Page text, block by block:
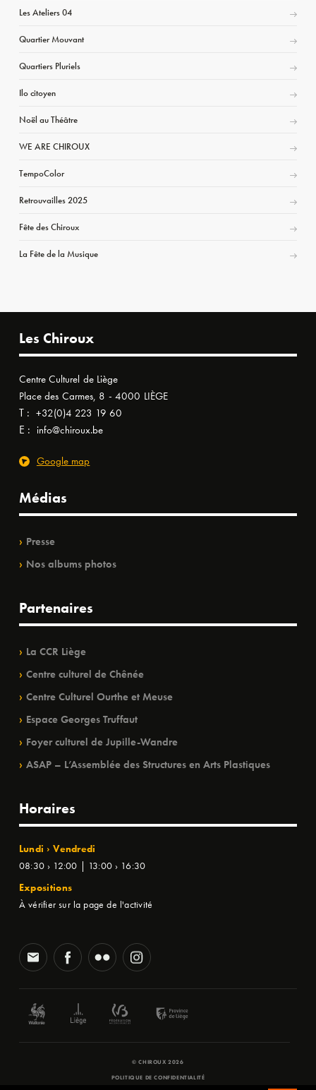
Les Ateliers 04
Quartier Mouvant
Quartiers Pluriels
Ilo citoyen
Noël au Théâtre
WE ARE CHIROUX
TempoColor
Retrouvailles 2025
Fête des Chiroux
La Fête de la Musique
Les Chiroux
Centre Culturel de Liège
Place des Carmes, 8 - 4000 LIÈGE
T : +32(0)4 223 19 60
E : info@chiroux.be
Google map
Médias
Presse
Nos albums photos
Partenaires
La CCR Liège
Centre culturel de Chênée
Centre Culturel Ourthe et Meuse
Espace Georges Truffaut
Foyer culturel de Jupille-Wandre
ASAP – L’Assemblée des Structures en Arts Plastiques
Horaires
Lundi › Vendredi
08:30 › 12:00 | 13:00 › 16:30
Expositions
À vérifier sur la page de l'activité
© CHIROUX 2026
POLITIQUE DE CONFIDENTIALITÉ